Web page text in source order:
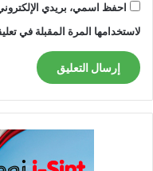
احفظ اسمي، بريدي
لاستخدامها المرة المقبلة في